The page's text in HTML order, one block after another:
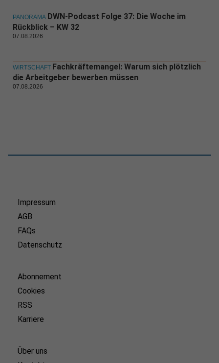
PANORAMA DWN-Podcast Folge 37: Die Woche im
Rückblick – KW 32
07.08.2026
WIRTSCHAFT Fachkräftemangel: Warum sich plötzlich
die Arbeitgeber bewerben müssen
07.08.2026
Impressum
AGB
FAQs
Datenschutz
Abonnement
Cookies
RSS
Karriere
Über uns